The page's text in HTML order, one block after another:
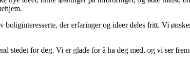
der erfaringer og ideer deles fritt. Vi
stedet for deg. Vi er glade for å ha deg med, og vi ser